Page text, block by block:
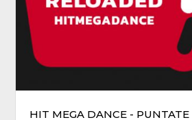
HIT MEGA DANCE - PUNTATE